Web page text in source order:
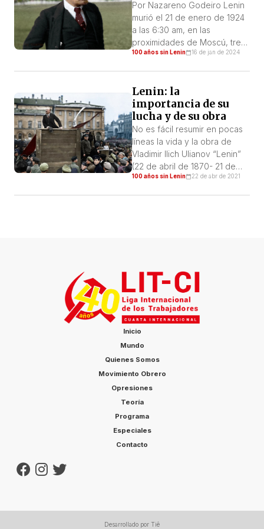
huelgas en las grandes
fábricas y la penetración del
marxismo en […]
Por Nazareno Godeiro Lenin
murió el 21 de enero de 1924
a las 6:30 am, en las
proximidades de Moscú, tres
meses antes de cumplir 54
socialista de octubre de 1917,
que instauró el poder de los
trabajadores, el poder
soviético en Rusia. En el […]
100 años sin Lenin 16 de jan de 2024
Lenin: la
importancia de su
lucha y de su obra
No es fácil resumir en pocas
líneas la vida y la obra de
Vladimir Ilich Ulianov “Lenin”
(22 de abril de 1870- 21 de
enero de 1924), líder supremo
100 años sin Lenin 22 de abr de 2021
Inicio
Mundo
Quienes Somos
Movimiento Obrero
Opresiones
Teoría
Programa
Especiales
Contacto
Desarrollado por Tiê